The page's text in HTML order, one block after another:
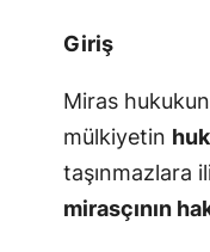
Giriş
Miras
mülkiyetin
taşınmazlara
mirasçının